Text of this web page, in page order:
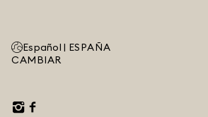
Español | ESPAÑA
CAMBIAR